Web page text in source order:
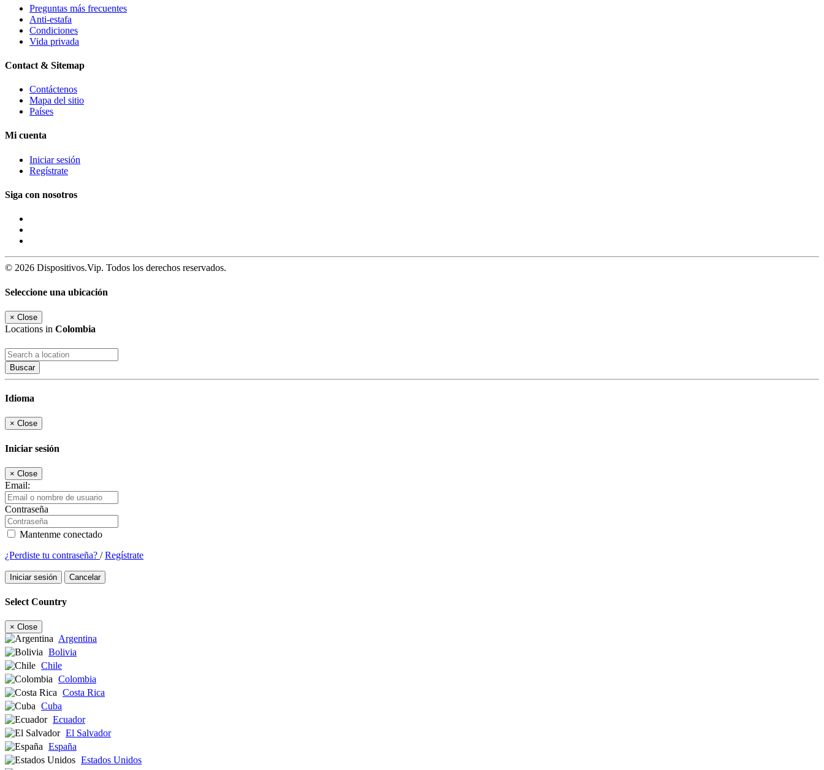
Preguntas más frecuentes
Anti-estafa
Condiciones
Vida privada
Contact & Sitemap
Contáctenos
Mapa del sitio
Países
Mi cuenta
Iniciar sesión
Regístrate
Siga con nosotros
© 2026 Dispositivos.Vip. Todos los derechos reservados.
Seleccione una ubicación
× Close
Locations in Colombia
Buscar
Idioma
× Close
Iniciar sesión
× Close
Email:
Contraseña
Mantenme conectado
¿Perdiste tu contraseña? /Regístrate
Iniciar sesión Cancelar
Select Country
× Close
Argentina
Bolivia
Chile
Colombia
Costa Rica
Cuba
Ecuador
El Salvador
España
Estados Unidos